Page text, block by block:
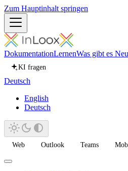
Zum Hauptinhalt springen
DokumentationLernenWas gibt es
KI fragen
Deutsch
English
Deutsch
Web Outlook Teams